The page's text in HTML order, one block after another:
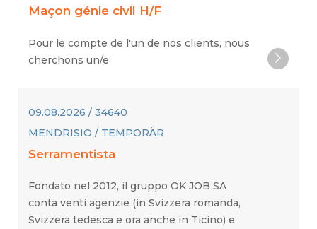
Maçon génie civil H/F
Pour le compte de l'un de nos clients, nous
cherchons un/e
09.08.2026 / 34640
MENDRISIO / TEMPORÄR
Serramentista
Fondato nel 2012, il gruppo OK JOB SA
conta venti agenzie (in Svizzera romanda,
Svizzera tedesca e ora anche in Ticino) e